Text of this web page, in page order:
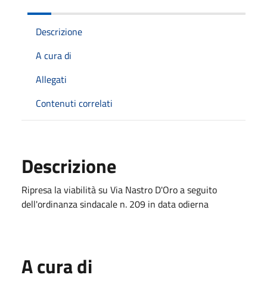
Descrizione
A cura di
Allegati
Contenuti correlati
Descrizione
Ripresa la viabilità su Via Nastro D'Oro a seguito
dell'ordinanza sindacale n. 209 in data odierna
A cura di